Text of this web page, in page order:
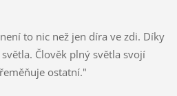
to nic než jen díra ve zdi. Díky
Člověk plný světla svojí
ostatní."